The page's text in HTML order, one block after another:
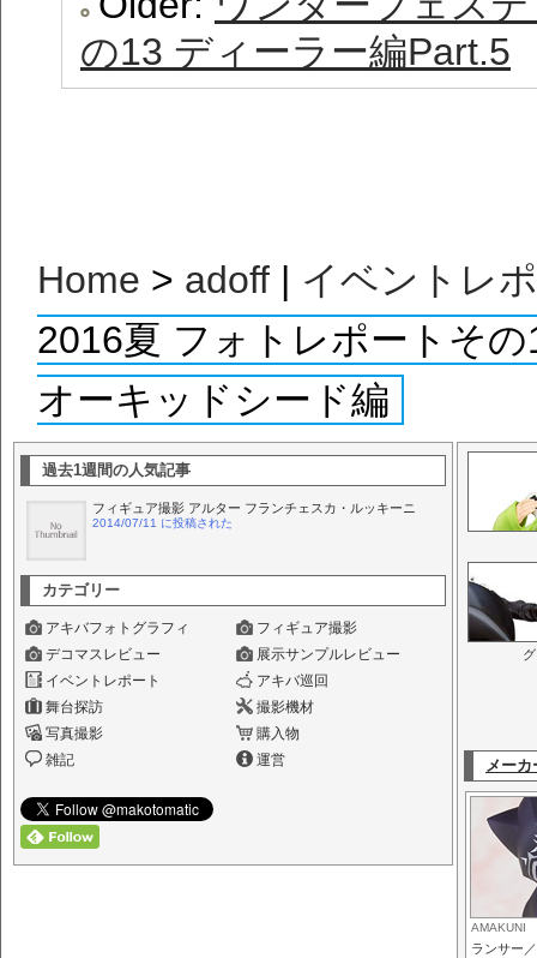
の13 ディーラー編Part.5
Home > adoff | イベントレ
2016夏 フォトレポートそ
オーキッドシード編
過去1週間の人気記事
フィギュア撮影 アルター フランチェスカ・ルッキーニ
2014/07/11 に投稿された
カテゴリー
アキバフォトグラフィ
フィギュア撮影
デコマスレビュー
展示サンプルレビュー
イベントレポート
アキバ巡回
舞台探訪
撮影機材
写真撮影
購入物
雑記
運営 メー
AMAKUNI
ランサー